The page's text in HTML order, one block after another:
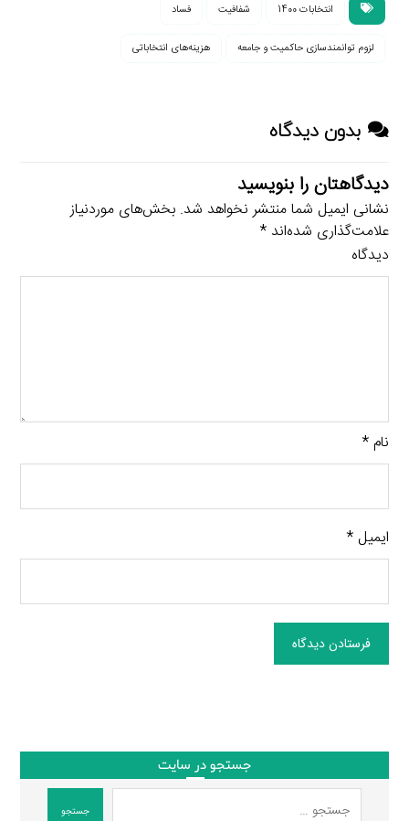
انتخابات 1400 شفافیت فساد
لزوم توانمندسازی حاکمیت و جامعه هزینه‌های انتخاباتی
بدون دیدگاه
دیدگاهتان را بنویسید
نشانی ایمیل شما منتشر نخواهد شد. بخش‌های موردنیاز
علامت‌گذاری شده‌اند*
دیدگاه
نام*
ایمیل*
فرستادن دیدگاه
جستجو در سایت
جستجو